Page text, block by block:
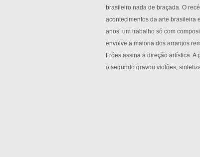
brasileiro nada de braçada. O
acontecimentos da arte brasileira
anos: um trabalho só com
envolve a maioria dos arranjos
Fróes assina a direção artística.
o segundo gravou violões,